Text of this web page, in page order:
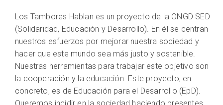
Los Tambores Hablan es un proyecto de la ONGD SED
(Solidaridad, Educación y Desarrollo). En él se centran
nuestros esfuerzos por mejorar nuestra sociedad y
hacer que este mundo sea más justo y sostenible.
Nuestras herramientas para trabajar este objetivo son
la cooperación y la educación. Este proyecto, en
concreto, es de Educación para el Desarrollo (EpD).
Queremos incidir en la sociedad haciendo presentes